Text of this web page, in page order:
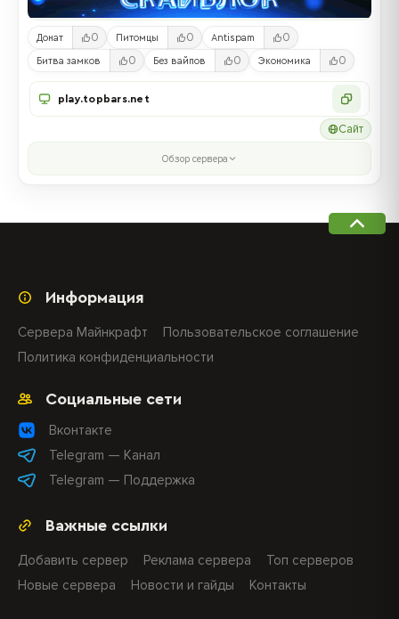
Донат 0 Питомцы 0 Antispam 0
Битва замков 0 Без вайпов 0 Экономика 0
play.topbars.net
Сайт
Обзор сервера
Важные ссылки
Добавить сервер Реклама сервера
Топ серверов
Новые сервера
Новости и гайды Контакты
Социальные сети
Вконтакте
Telegram — Канал
Telegram — Поддержка
Информация
Сервера Майнкрафт
Пользовательское соглашение
Политика конфиденциальности